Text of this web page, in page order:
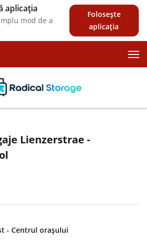
aplicația
mod de a
Folosește
aplicația
Lienzerstrae -
- Centrul orașului